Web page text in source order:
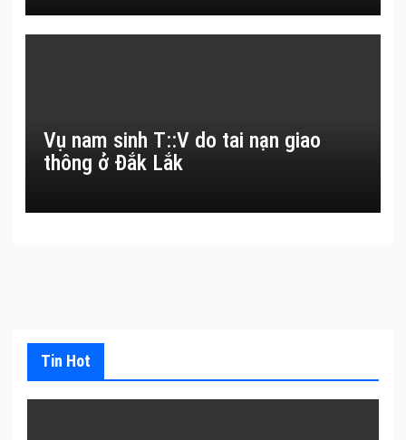
Vụ nam sinh T::V do tai nạn giao
thông ở Đắk Lắk
Tin Hot